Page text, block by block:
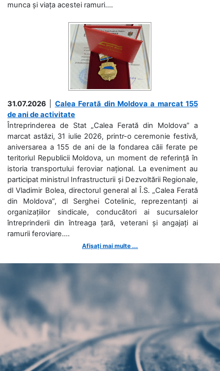
munca și viața acestei ramuri....
31.07.2026
Calea Ferată din Moldova a marcat 155
de ani de activitate
Întreprinderea de Stat „Calea Ferată din Moldova” a
marcat astăzi, 31 iulie 2026, printr-o ceremonie festivă,
aniversarea a 155 de ani de la fondarea căii ferate pe
teritoriul Republicii Moldova, un moment de referință în
istoria transportului feroviar național. La eveniment au
participat ministrul Infrastructurii și Dezvoltării Regionale,
dl Vladimir Bolea, directorul general al Î.S. „Calea Ferată
din Moldova”, dl Serghei Cotelinic, reprezentanți ai
organizațiilor sindicale, conducători ai sucursalelor
întreprinderii din întreaga țară, veterani și angajați ai
ramurii feroviare....
Afișați mai multe ...